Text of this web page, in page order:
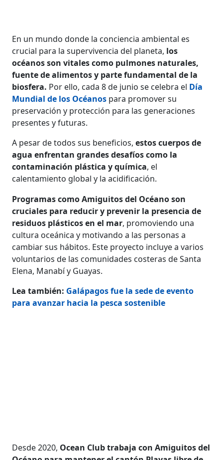
En un mundo donde la conciencia ambiental es
crucial para la supervivencia del planeta, los
océanos son vitales como pulmones naturales,
fuente de alimentos y parte fundamental de la
biosfera. Por ello, cada 8 de junio se celebra el Día
Mundial de los Océanos para promover su
preservación y protección para las generaciones
presentes y futuras.
A pesar de todos sus beneficios,estos cuerpos de
agua enfrentan grandes desafíos como la
contaminación plástica y química, el
calentamiento global y la acidificación.
Programas como Amiguitos del Océano son
cruciales para reducir y prevenir la presencia de
residuos plásticos en el mar, promoviendo una
cultura oceánica y motivando a las personas a
cambiar sus hábitos. Este proyecto incluye a varios
voluntarios de las comunidades costeras de Santa
Elena, Manabí y Guayas.
Lea también: Galápagos fue la sede de evento
para avanzar hacia la pesca sostenible
Desde 2020, Ocean Club trabaja con Amiguitos del